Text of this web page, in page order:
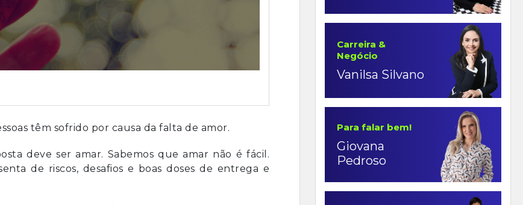
têm sofrido por causa da falta de amor.
deve ser amar. Sabemos que amar não é fácil.
de riscos, desafios e boas doses de entrega e
Carreira &
Negócio
Vanilsa Silvano
Para falar bem!
Giovana
Pedroso